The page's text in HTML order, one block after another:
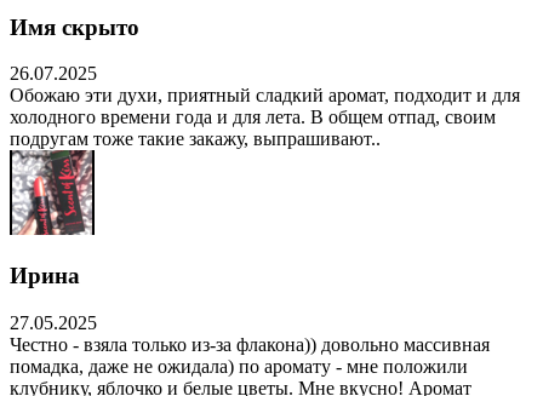
Имя скрыто
26.07.2025
Обожаю эти духи, приятный сладкий аромат, подходит и для
холодного времени года и для лета. В общем отпад, своим
подругам тоже такие закажу, выпрашивают..
Ирина
27.05.2025
Честно - взяла только из-за флакона)) довольно массивная
помадка, даже не ожидала) по аромату - мне положили
клубнику, яблочко и белые цветы. Мне вкусно! Аромат